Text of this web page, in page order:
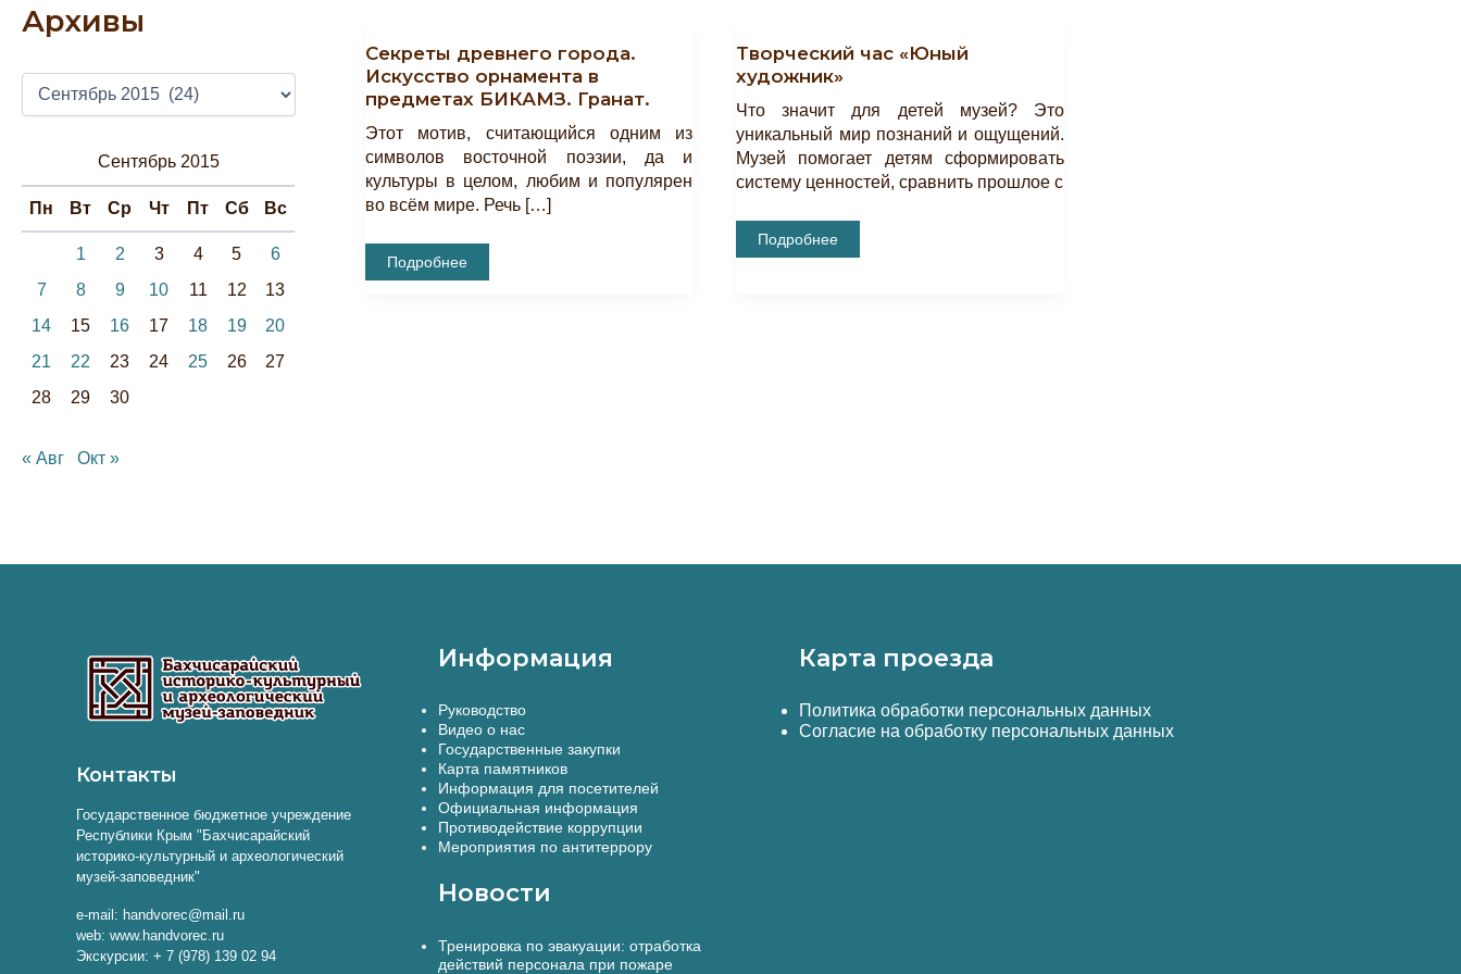
Архивы
Ы
Сентябрь 2015
Пн Вт Ср Чт Пт Сб Вс
1 2 3 4 5
6
7
8 9 10 11 12
13
14
15 16 17 18 19
20
21
22 23 24 25 26
27
28
29 30
« Авг Окт »
Секреты древнего города.
Искусство орнамента в
предметах БИКАМЗ. Гранат.
Этот мотив, считающийся одним из
символов восточной поэзии, да и
культуры в целом, любим и популярен
во всём мире. Речь […]
Секреты
Древнего
Подробнее
Творческий час «Юный
художник»
Что значит для детей музей? Это
уникальный мир познаний и ощущений.
Музей помогает детям сформировать
систему ценностей, сравнить прошлое с
Творческий
Час
Подробнее
Контакты
Государственное бюджетное учреждение
Республики Крым "Бахчисарайский
историко-культурный и археологический
музей-заповедник"
e-mail: handvorec@mail.ru
web: www.handvorec.ru
Экскурсии: + 7 (978) 139 02 94
Информация
Руководство
Видео о нас
Государственные закупки
Карта памятников
Информация для посетителей
Официальная информация
Противодействие коррупции
Мероприятия по антитеррору
Новости
Тренировка по эвакуации: отработка
действий персонала при пожаре
Карта проезда
Политика обработки персональных данных
Согласие на обработку персональных данных